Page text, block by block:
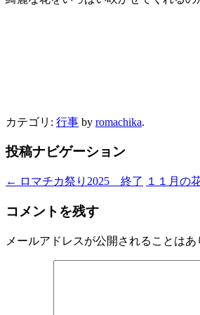
カテゴリ: 行事 by romachika.
投稿ナビゲーション
← ロマチカ祭り2025 終了 １１月の
コメントを残す
メールアドレスが公開されることはあ